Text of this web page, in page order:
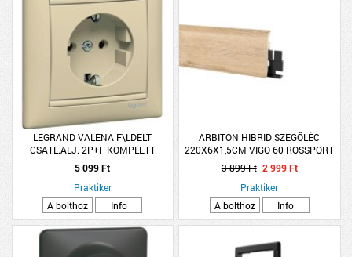
LEGRAND VALENA F\LDELT
CSATL.ALJ. 2P+F KOMPLETT
ELEFÁNTCSONT
5 099 Ft
Praktiker
A bolthoz
Info
ARBITON HIBRID SZEGŐLÉC
220X6X1,5CM VIGO 60 ROSSPORT
TÖLGY
3 899 Ft 2 999 Ft
Praktiker
A bolthoz
Info